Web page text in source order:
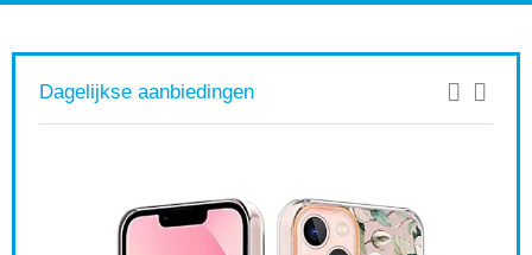
Dagelijkse aanbiedingen